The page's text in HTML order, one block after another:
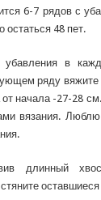
6-7 рядов с
остаться 48 пет.
убавления в
ряду вяжите
от начала -27-28
вязания.
длинный